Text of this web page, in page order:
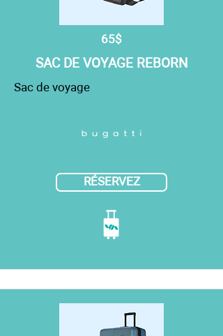
65$
SAC DE VOYAGE REBORN
Sac de voyage
RÉSERVEZ